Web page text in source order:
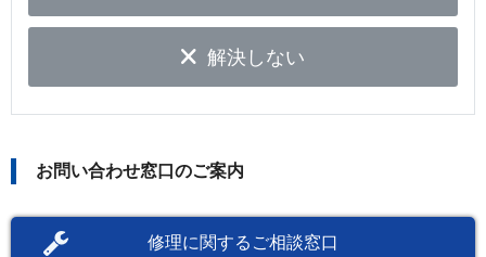
解決しない
お問い合わせ窓口のご案内
修理に関するご相談窓口